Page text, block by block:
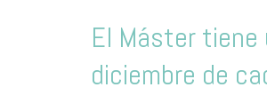
El Máster tiene
diciembre de